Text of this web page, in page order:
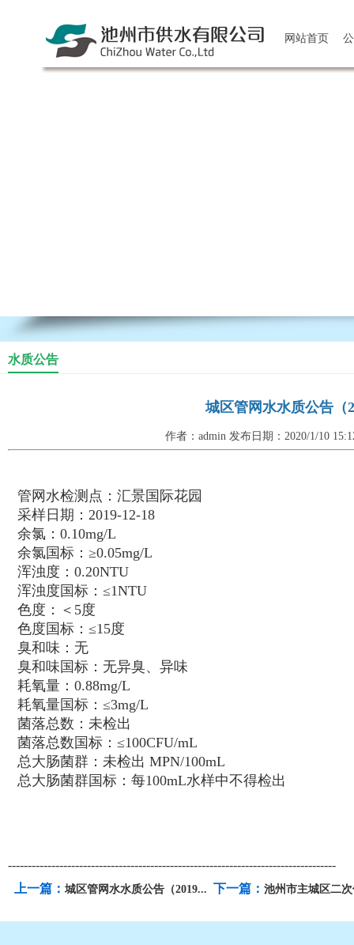
网站首页
水质公告
城区管网水水质公告（
作者：admin 发布日期：2020/1/10
管网水检测点：汇景国际花园
采样日期：2019-12-18
余氯：0.10mg/L
余氯国标：≥0.05mg/L
浑浊度：0.20NTU
浑浊度国标：≤1NTU
色度：＜5度
色度国标：≤15度
臭和味：无
臭和味国标：无异臭、异味
耗氧量：0.88mg/L
耗氧量国标：≤3mg/L
菌落总数：未检出
菌落总数国标：≤100CFU/mL
总大肠菌群：未检出 MPN/100mL
总大肠菌群国标：每100mL水样中不得检出
-----------------------------------------------------------------------------------
上一篇： 城区管网水水质公告（2019... 下一篇： 池州市主城区二